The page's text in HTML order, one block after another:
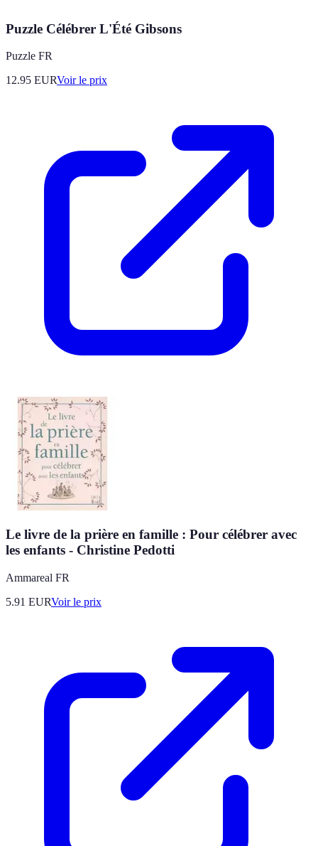
Puzzle Célébrer L'Été Gibsons
Puzzle FR
12.95 EURVoir le prix
Le livre de la prière en famille : Pour célébrer avec
les enfants - Christine Pedotti
Ammareal FR
5.91 EURVoir le prix